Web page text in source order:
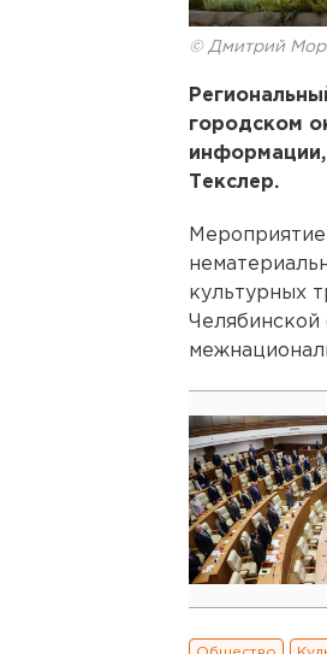
© Дмитрий
городском
информации,
Текслер.
культурных
Челябинской